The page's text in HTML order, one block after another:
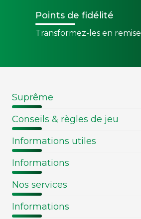
Points de fidélité
Transformez-les en remise
Suprême
Conseils & règles de jeu
Informations utiles
Informations
Nos services
Informations